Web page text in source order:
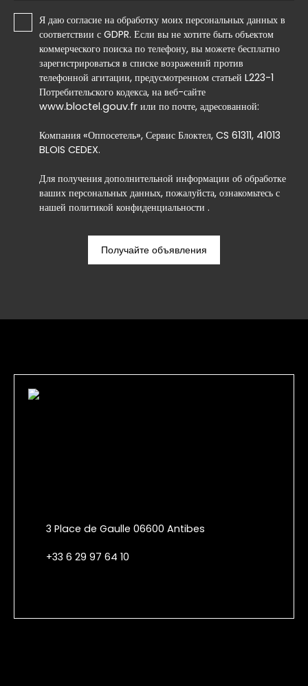
Я даю согласие на обработку моих персональных данных в
соответствии с GDPR. Если вы не хотите быть объектом
коммерческого поиска по телефону, вы можете бесплатно
зарегистрироваться в списке возражений против
телефонной агитации, предусмотренном статьей L223-1
Потребительского кодекса, на веб-сайте
www.bloctel.gouv.fr или по почте, адресованной:
Компания «Оппосетель», Сервис Блоктел, CS 61311, 41013
BLOIS CEDEX.
Для получения дополнительной информации об обработке
ваших персональных данных, пожалуйста, ознакомьтесь с
нашей политикой конфиденциальности .
Получайте объявления
3 Place de Gaulle 06600 Antibes
+33 6 29 97 64 10